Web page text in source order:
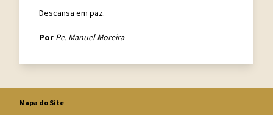
Descansa em paz.
Por Pe. Manuel Moreira
Mapa do Site